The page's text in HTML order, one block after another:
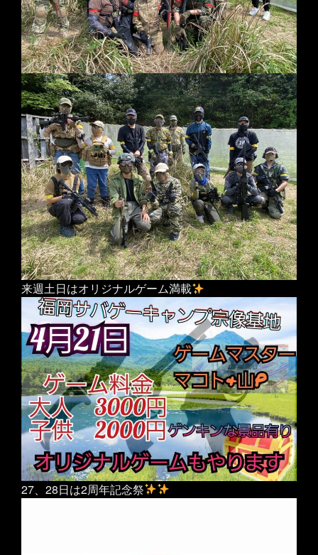
来週土日はオリジナルゲーム満載
27、28日は2周年記念祭